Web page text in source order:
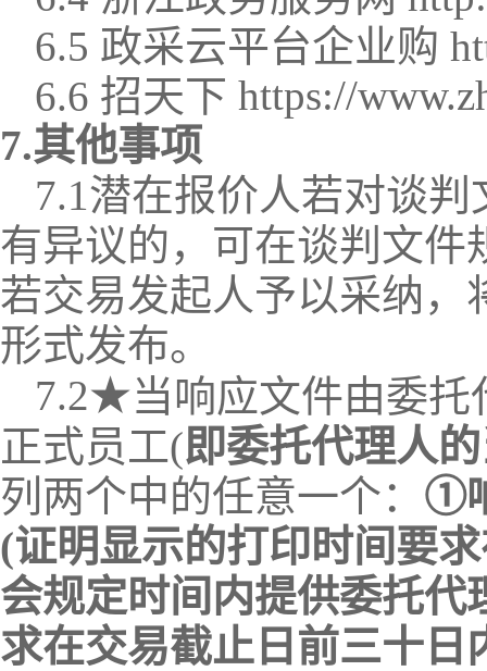
6.5 政采云平台企业购
6.6 招天下 https://
7.其他事项
7.1潜在报价人若对谈判
有异议的，可在谈判文件
若交易发起人予以采纳，
形式发布。
7.2★当响应文件由委托
正式员工(即委托代理人
列两个中的任意一个： ①
(证明显示的打印时间要
会规定时间内提供委托代
求在交易截止日前三十日